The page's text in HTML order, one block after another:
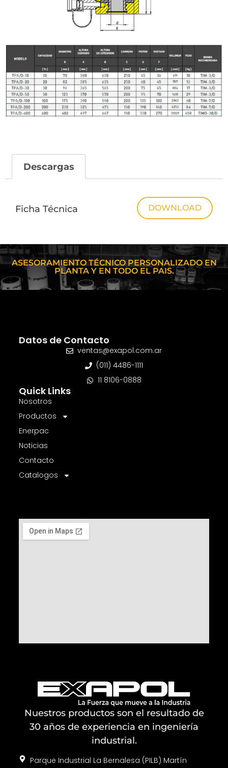
Descargas
Ficha Técnica DOWNLOAD
ASESORAMIENTO TÉCNICO PERSONALIZADO EN
PLANTA Y EN TODO EL PAIS.
Nuestros productos son el resultado de
30 años de experiencia en ingeniería
industrial.
Parque Industrial La Bernalesa (PILB) Martín
Datos de Contacto
ventas@exapol.com.ar
(011) 4486-1111
11 8106-0888
Quick Links
Nosotros
Productos
Enerpac
Noticias
Contacto
Catalogos